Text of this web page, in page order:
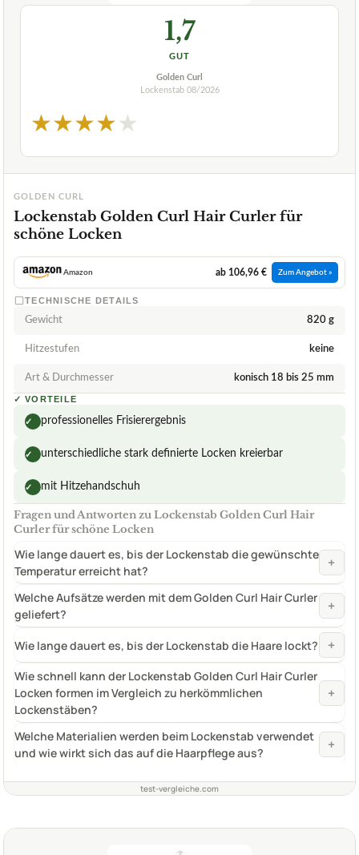
1,7
GUT
Golden Curl
Lockenstab 08/2026
★★★★★
GOLDEN CURL
Lockenstab Golden Curl Hair Curler für
schöne Locken
Amazon ab 106,96 € Zum Angebot »
TECHNISCHE DETAILS
Gewicht 820 g
Hitzestufen keine
Art & Durchmesser konisch 18 bis 25 mm
✓ VORTEILE
✓ professionelles Frisierergebnis
✓ unterschiedliche stark definierte Locken kreierbar
✓ mit Hitzehandschuh
Fragen und Antworten zu Lockenstab Golden Curl Hair
Curler für schöne Locken
Wie lange dauert es, bis der Lockenstab die gewünschte
Temperatur erreicht hat?
+
Welche Aufsätze werden mit dem Golden Curl Hair Curler
geliefert?
+
Wie lange dauert es, bis der Lockenstab die Haare lockt? +
Wie schnell kann der Lockenstab Golden Curl Hair Curler
Locken formen im Vergleich zu herkömmlichen
Lockenstäben?
+
Welche Materialien werden beim Lockenstab verwendet
und wie wirkt sich das auf die Haarpflege aus?
+
test-vergleiche.com